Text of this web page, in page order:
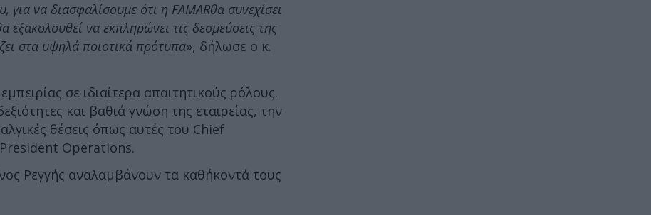
να διασφαλίσουμε ότι η FAMARθα συνεχίσει
εξακολουθεί να εκπληρώνει τις δεσμεύσεις της
στα υψηλά ποιοτικά πρότυπα», δήλωσε ο κ.
σε ιδιαίτερα απαιτητικούς ρόλους.
και βαθιά γνώση της εταιρείας, την
θέσεις όπως αυτές του Chief
Operations.
Ρεγγής αναλαμβάνουν τα καθήκοντά τους